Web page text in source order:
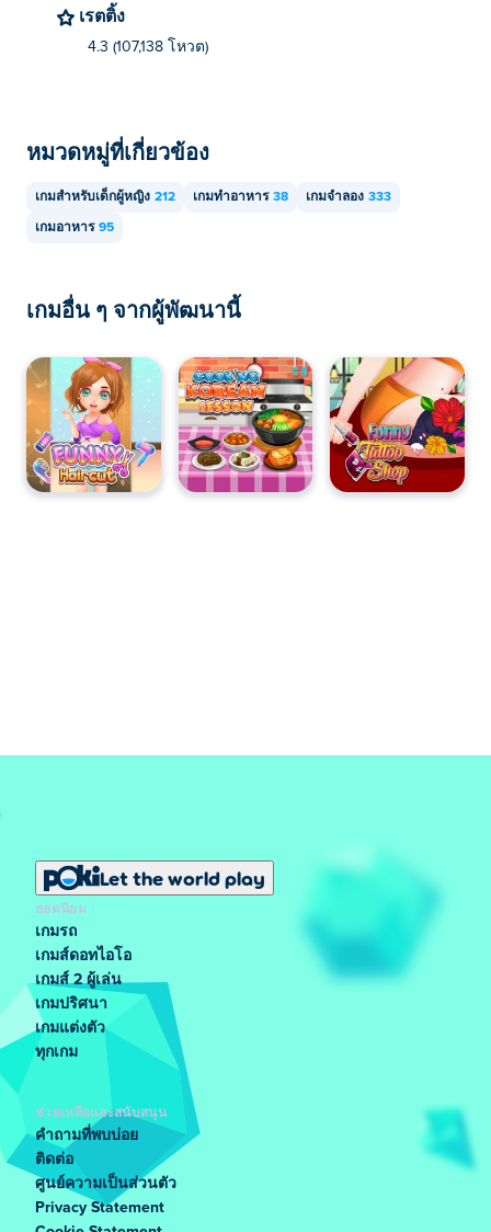
เรตติ้ง
4.3 (107,138 โหวต)
หมวดหมู่ที่เกี่ยวข้อง
เกมสำหรับเด็กผู้หญิง 212 เกมทำอาหาร 38 เกมจำลอง 333
เกมอาหาร 95
เกมอื่น ๆ จากผู้พัฒนานี้
Let the world play
ยอดนิยม
เกมรถ
เกมส์ดอทไอโอ
เกมส์ 2 ผู้เล่น
เกมปริศนา
เกมแต่งตัว
ทุกเกม
ช่วยเหลือและสนับสนุน
คำถามที่พบบ่อย
ติดต่อ
ศูนย์ความเป็นส่วนตัว
Privacy Statement